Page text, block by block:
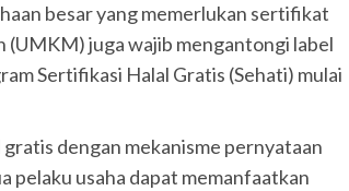
besar yang memerlukan sertifikat
(UMKM) juga wajib mengantongi label
Sertifikasi Halal Gratis (Sehati) mulai
dengan mekanisme pernyataan
pelaku usaha dapat memanfaatkan